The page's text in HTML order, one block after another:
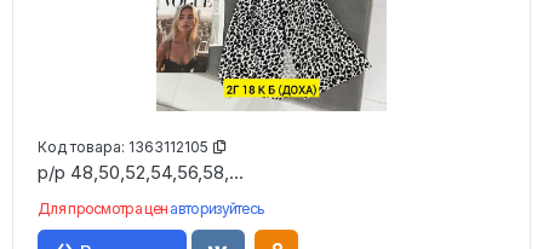
Код товара: 1363112105
р/р 48,50,52,54,56,58,...
Для просмотра цен авторизуйтесь